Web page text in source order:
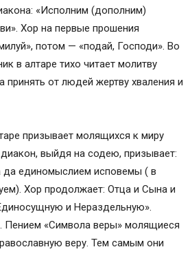
«Исполним (дополним)
Хор на первые прошения
потом — «подай, Господи». Во
в алтаре тихо читает молитву
принять от людей жертву хваления и
призывает молящихся к миру
выйдя на содею, призывает:
да единомыслием исповемы ( в
Хор продолжает: Отца и Сына и
и Нераздельную».
Пением «Символа веры» молящиеся
веру. Тем самым они